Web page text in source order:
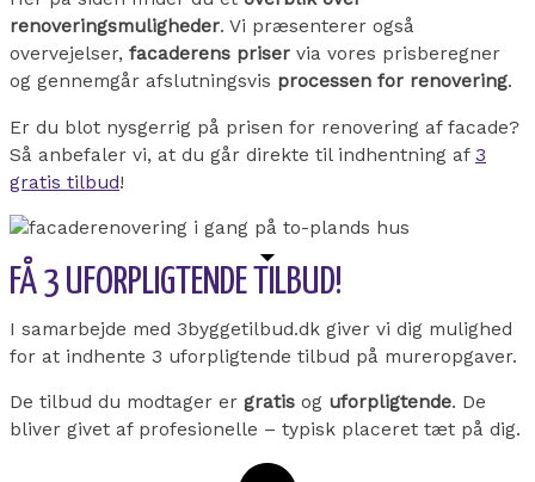
renoveringsmuligheder. Vi præsenterer også
overvejelser, facaderens priser via vores prisberegner
og gennemgår afslutningsvis processen for renovering.
Er du blot nysgerrig på prisen for renovering af facade?
Så anbefaler vi, at du går direkte til indhentning af 3
gratis tilbud!
FÅ 3 UFORPLIGTENDE TILBUD!
I samarbejde med 3byggetilbud.dk giver vi dig mulighed
for at indhente 3 uforpligtende tilbud på mureropgaver.
De tilbud du modtager er gratis og uforpligtende. De
bliver givet af profesionelle – typisk placeret tæt på dig.